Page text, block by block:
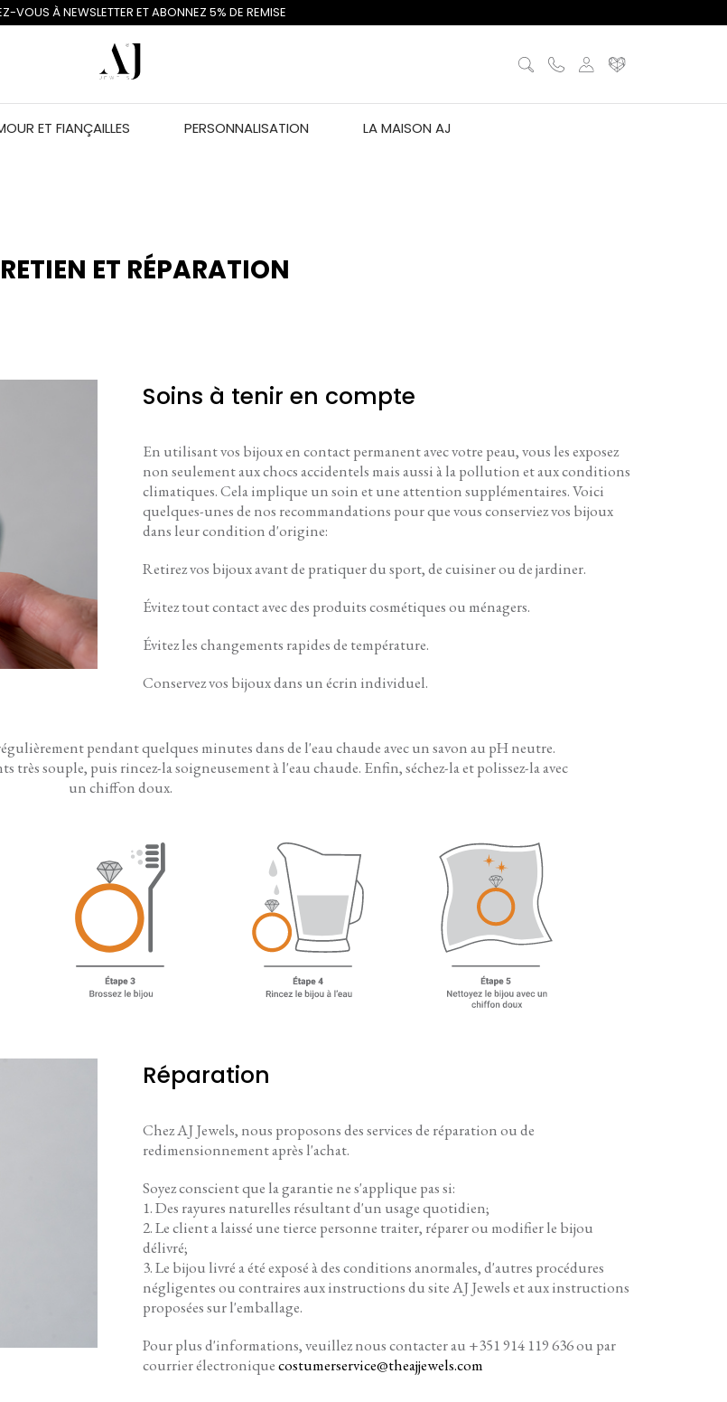
VOUS À NEWSLETTER ET ABONNEZ 5% DE REMISE
ET FIANÇAILLES PERSONNALISATION LA MAISON AJ
ET RÉPARATION
Soins à tenir en compte
En utilisant vos bijoux en contact permanent avec votre peau, vous les exposez
non seulement aux chocs accidentels mais aussi à la pollution et aux conditions
climatiques. Cela implique un soin et une attention supplémentaires. Voici
quelques-unes de nos recommandations pour que vous conserviez vos bijoux
dans leur condition d'origine:
Retirez vos bijoux avant de pratiquer du sport, de cuisiner ou de jardiner.
Évitez tout contact avec des produits cosmétiques ou ménagers.
Évitez les changements rapides de température.
Conservez vos bijoux dans un écrin individuel.
pendant quelques minutes dans de l'eau chaude avec un savon au pH neutre.
très souple, puis rincez-la soigneusement à l'eau chaude. Enfin, séchez-la et polissez-la avec
un chiffon doux.
Réparation
Chez AJ Jewels, nous proposons des services de réparation ou de
redimensionnement après l'achat.
Soyez conscient que la garantie ne s'applique pas si:
Des rayures naturelles résultant d'un usage quotidien;
Le client a laissé une tierce personne traiter, réparer ou modifier le bijou
délivré;
Le bijou livré a été exposé à des conditions anormales, d'autres procédures
négligentes ou contraires aux instructions du site AJ Jewels et aux instructions
proposées sur l'emballage.
Pour plus d'informations, veuillez nous contacter au +351 914 119 636 ou par
courrier électroniquecostumerservice@theajjewels.com